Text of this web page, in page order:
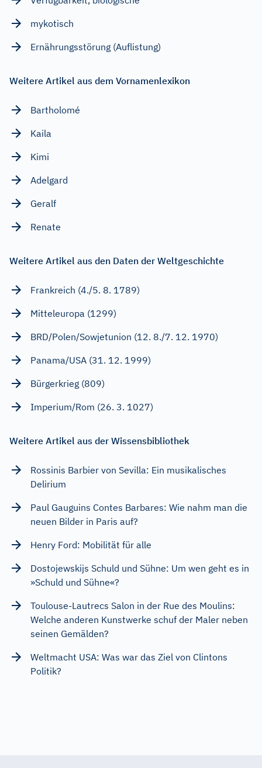
mykotisch
Ernährungsstörung (Auflistung)
Weitere Artikel aus dem Vornamenlexikon
Bartholomé
Kaila
Kimi
Adelgard
Geralf
Renate
Weitere Artikel aus den Daten der Weltgeschichte
Frankreich (4./5. 8. 1789)
Mitteleuropa (1299)
BRD/Polen/Sowjetunion (12. 8./7. 12. 1970)
Panama/USA (31. 12. 1999)
Bürgerkrieg (809)
Imperium/Rom (26. 3. 1027)
Weitere Artikel aus der Wissensbibliothek
Rossinis Barbier von Sevilla: Ein musikalisches
Delirium
Paul Gauguins Contes Barbares: Wie nahm man die
neuen Bilder in Paris auf?
Henry Ford: Mobilität für alle
Dostojewskijs Schuld und Sühne: Um wen geht es in
»Schuld und Sühne«?
Toulouse-Lautrecs Salon in der Rue des Moulins:
Welche anderen Kunstwerke schuf der Maler neben
seinen Gemälden?
Weltmacht USA: Was war das Ziel von Clintons
Politik?